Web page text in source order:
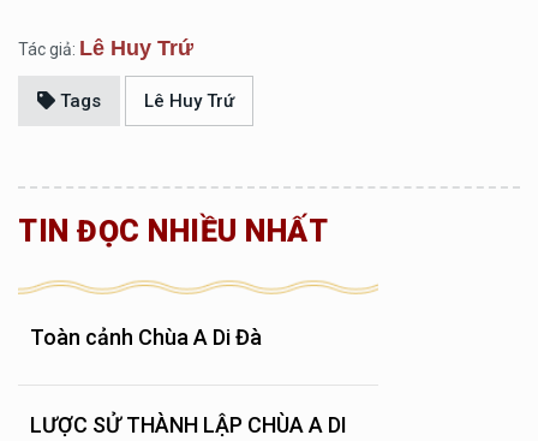
Tác giả: Lê Huy Trứ
Tags Lê Huy Trứ
TIN ĐỌC NHIỀU NHẤT
Toàn cảnh Chùa A Di Đà
LƯỢC SỬ THÀNH LẬP CHÙA A DI